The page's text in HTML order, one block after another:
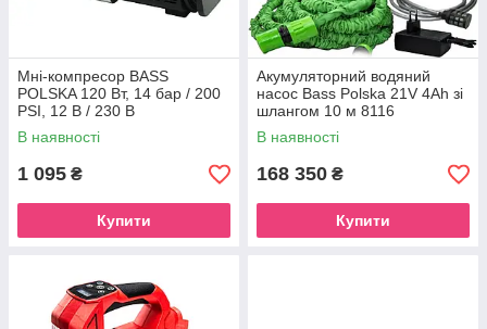
Мні-компресор BASS
POLSKA 120 Вт, 14 бар / 200
PSI, 12 В / 230 В
В наявності
1 095 ₴
Купити
Акумуляторний водяний
насос Bass Polska 21V 4Ah зі
шлангом 10 м 8116
В наявності
168 350 ₴
Купити